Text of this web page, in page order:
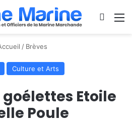
/ Brèves
Culture et Arts
goélettes Etoile
Poule